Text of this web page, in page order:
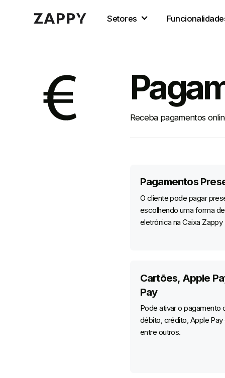
Setores
Receba pagamentos
Pagamentos
O cliente pode pagar
escolhendo uma forma
eletrónica na Caixa
Cartões, Apple
Pay
Pode ativar o pagamento
débito, crédito, Apple Pay
entre outros.